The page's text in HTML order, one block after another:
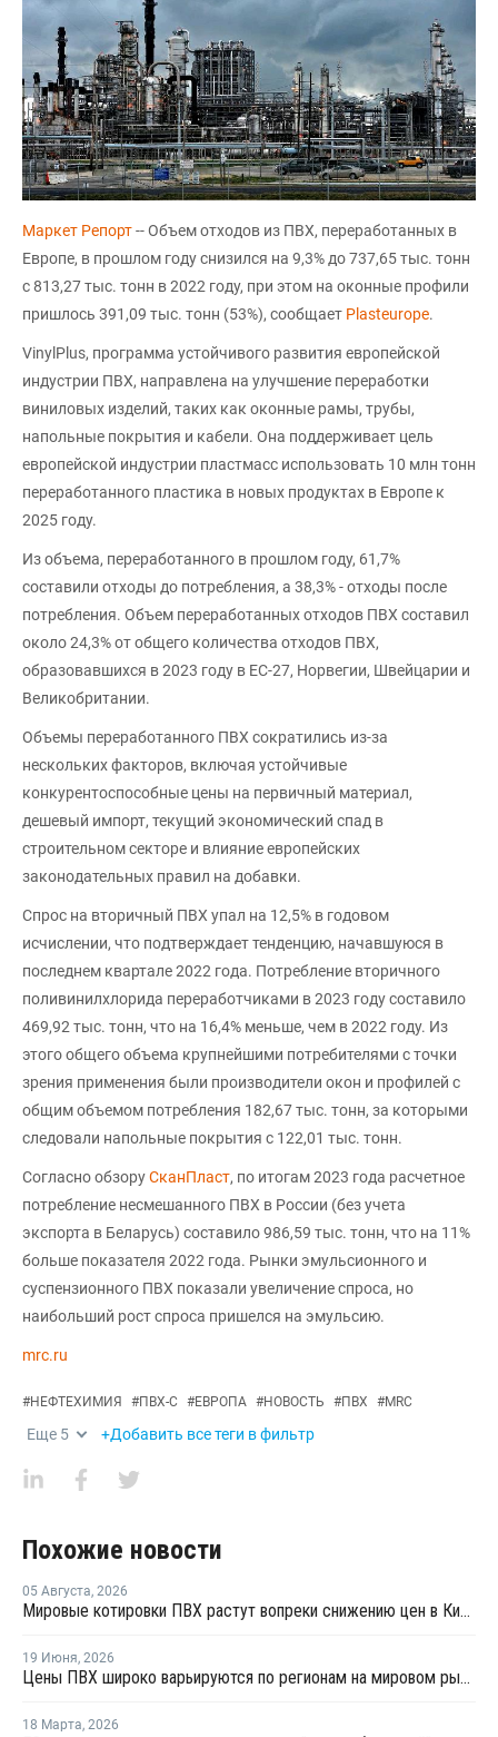
Маркет Репорт-- Объем отходов из ПВХ, переработанных в
Европе, в прошлом году снизился на 9,3% до 737,65 тыс. тонн
с 813,27 тыс. тонн в 2022 году, при этом на оконные профили
пришлось 391,09 тыс. тонн (53%), сообщает Plasteurope.
VinylPlus, программа устойчивого развития европейской
индустрии ПВХ, направлена на улучшение переработки
виниловых изделий, таких как оконные рамы, трубы,
напольные покрытия и кабели. Она поддерживает цель
европейской индустрии пластмасс использовать 10 млн тонн
переработанного пластика в новых продуктах в Европе к
2025 году.
Из объема, переработанного в прошлом году, 61,7%
составили отходы до потребления, а 38,3% - отходы после
потребления. Объем переработанных отходов ПВХ составил
около 24,3% от общего количества отходов ПВХ,
образовавшихся в 2023 году в ЕС-27, Норвегии, Швейцарии и
Великобритании.
Объемы переработанного ПВХ сократились из-за
нескольких факторов, включая устойчивые
конкурентоспособные цены на первичный материал,
дешевый импорт, текущий экономический спад в
строительном секторе и влияние европейских
законодательных правил на добавки.
Спрос на вторичный ПВХ упал на 12,5% в годовом
исчислении, что подтверждает тенденцию, начавшуюся в
последнем квартале 2022 года. Потребление вторичного
поливинилхлорида переработчиками в 2023 году составило
469,92 тыс. тонн, что на 16,4% меньше, чем в 2022 году. Из
этого общего объема крупнейшими потребителями с точки
зрения применения были производители окон и профилей с
общим объемом потребления 182,67 тыс. тонн, за которыми
следовали напольные покрытия с 122,01 тыс. тонн.
Согласно обзоруСканПласт, по итогам 2023 года расчетное
потребление несмешанного ПВХ в России (без учета
экспорта в Беларусь) составило 986,59 тыс. тонн, что на 11%
больше показателя 2022 года. Рынки эмульсионного и
суспензионного ПВХ показали увеличение спроса, но
наибольший рост спроса пришелся на эмульсию.
mrc.ru
#НЕФТЕХИМИЯ #ПВХ-С #ЕВРОПА #НОВОСТЬ #ПВХ #MRC
Еще 5 +Добавить все теги в фильтр
Похожие новости
05 Августа, 2026
Мировые котировки ПВХ растут вопреки снижению цен в Китае
19 Июня, 2026
Цены ПВХ широко варьируются по регионам на мировом рынке
18 Марта, 2026